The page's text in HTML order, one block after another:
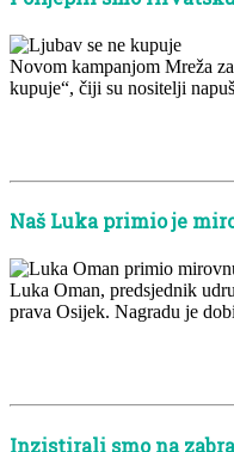
Novom kampanjom Mreža
kupuje“, čiji su nositelji
Naš Luka primio je
Luka Oman, predsjednik
prava Osijek. Nagradu je
Inzistirali smo na